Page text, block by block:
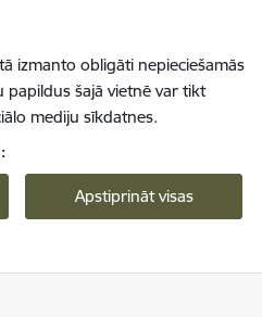
izmanto obligāti nepieciešamās
papildus šajā vietnē var tikt
mediju sīkdatnes.
Apstiprināt visas